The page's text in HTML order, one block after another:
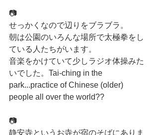
📷
せっかくなので辺りをブラブラ。
朝は公園のいろんな場所で太極拳をし
ている人たちがいます。
音楽をかけていて少しラジオ体操みた
いでした。Tai-ching in the
park...practice of Chinese (older)
people all over the world??
📷
静安寺というお寺が宿のそばにありま